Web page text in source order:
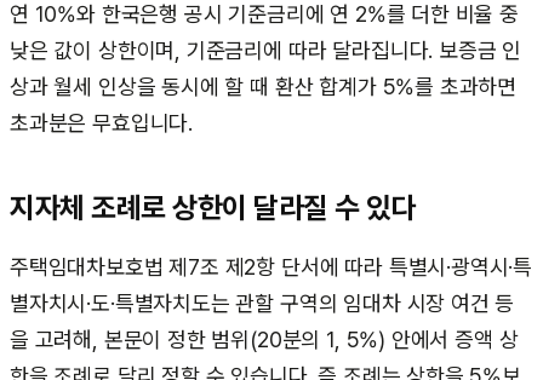
연 10%와 한국은행 공시 기준금리에 연 2%를 더한 비율 중
낮은 값이 상한이며, 기준금리에 따라 달라집니다. 보증금 인
상과 월세 인상을 동시에 할 때 환산 합계가 5%를 초과하면
초과분은 무효입니다.
지자체 조례로 상한이 달라질 수 있다
주택임대차보호법 제7조 제2항 단서에 따라 특별시·광역시·특
별자치시·도·특별자치도는 관할 구역의 임대차 시장 여건 등
을 고려해, 본문이 정한 범위(20분의 1, 5%) 안에서 증액 상